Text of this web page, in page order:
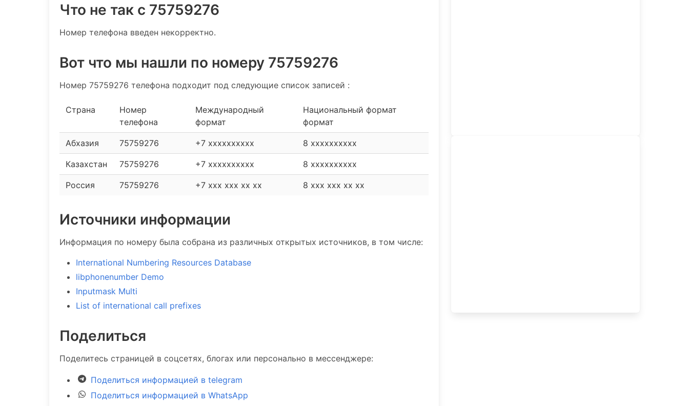
Что не так c 75759276
Номер телефона введен некорректно.
Вот что мы нашли по номеру 75759276
Номер 75759276 телефона подходит под следующие список записей :
Страна
Номер
телефона
Международный
формат
Национальный формат
формат
Абхазия 75759276 +7 xxxxxxxxxx 8 xxxxxxxxxx
Казахстан 75759276 +7 xxxxxxxxxx 8 xxxxxxxxxx
Россия 75759276 +7 xxx xxx xx xx 8 xxx xxx xx xx
Источники информации
Информация по номеру была собрана из различных открытых источников, в том числе:
International Numbering Resources Database
libphonenumber Demo
Inputmask Multi
List of international call prefixes
Поделиться
Поделитесь страницей в соцсетях, блогах или персонально в мессенджере:
Поделиться информацией в telegram
Поделиться информацией в WhatsApp